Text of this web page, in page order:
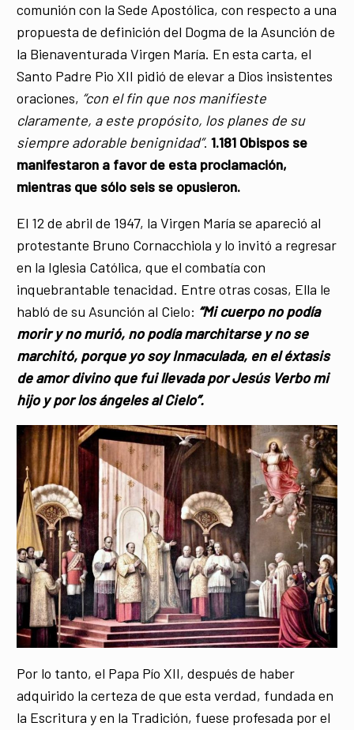
comunión con la Sede Apostólica, con respecto a una
propuesta de definición del Dogma de la Asunción de
la Bienaventurada Virgen María. En esta carta, el
Santo Padre Pio XII pidió de elevar a Dios insistentes
oraciones, “con el fin que nos manifieste
claramente, a este propósito, los planes de su
siempre adorable benignidad”. 1.181 Obispos se
manifestaron a favor de esta proclamación,
mientras que sólo seis se opusieron.
El 12 de abril de 1947, la Virgen María se apareció al
protestante Bruno Cornacchiola y lo invitó a regresar
en la Iglesia Católica, que el combatía con
inquebrantable tenacidad. Entre otras cosas, Ella le
habló de su Asunción al Cielo: “Mi cuerpo no podía
morir y no murió, no podía marchitarse y no se
marchitó, porque yo soy Inmaculada, en el éxtasis
de amor divino que fui llevada por Jesús Verbo mi
hijo y por los ángeles al Cielo”.
Por lo tanto, el Papa Pío XII, después de haber
adquirido la certeza de que esta verdad, fundada en
la Escritura y en la Tradición, fuese profesada por el